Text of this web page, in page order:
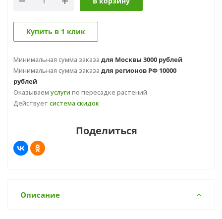
Купить в 1 клик
Минимальная сумма заказа для Москвы 3000 рублей
Минимальная сумма заказа для регионов РФ 10000
рублей
Оказываем услуги по пересадке растений
Действует система скидок
Поделиться
Описание